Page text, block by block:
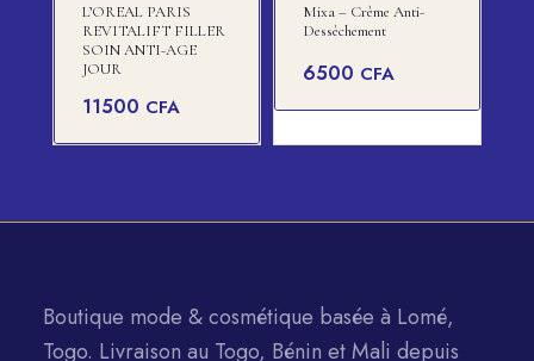
L’OREAL PARIS
REVITALIFT FILLER
SOIN ANTI-AGE
JOUR
11500 CFA
Mixa – Crème Anti-
Dessèchement
6500 CFA
Boutique mode & cosmétique basée à Lomé,
Togo. Livraison au Togo, Bénin et Mali depuis